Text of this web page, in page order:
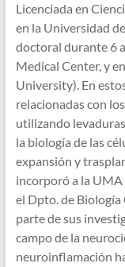
Licenciada en
en la Universidad
doctoral durante 6
Medical Center, y
University). En
relacionadas con
utilizando
la biología de las
expansión y
incorporó a la UMA
el Dpto. de Biología
parte de sus
campo de la
neuroinflamación